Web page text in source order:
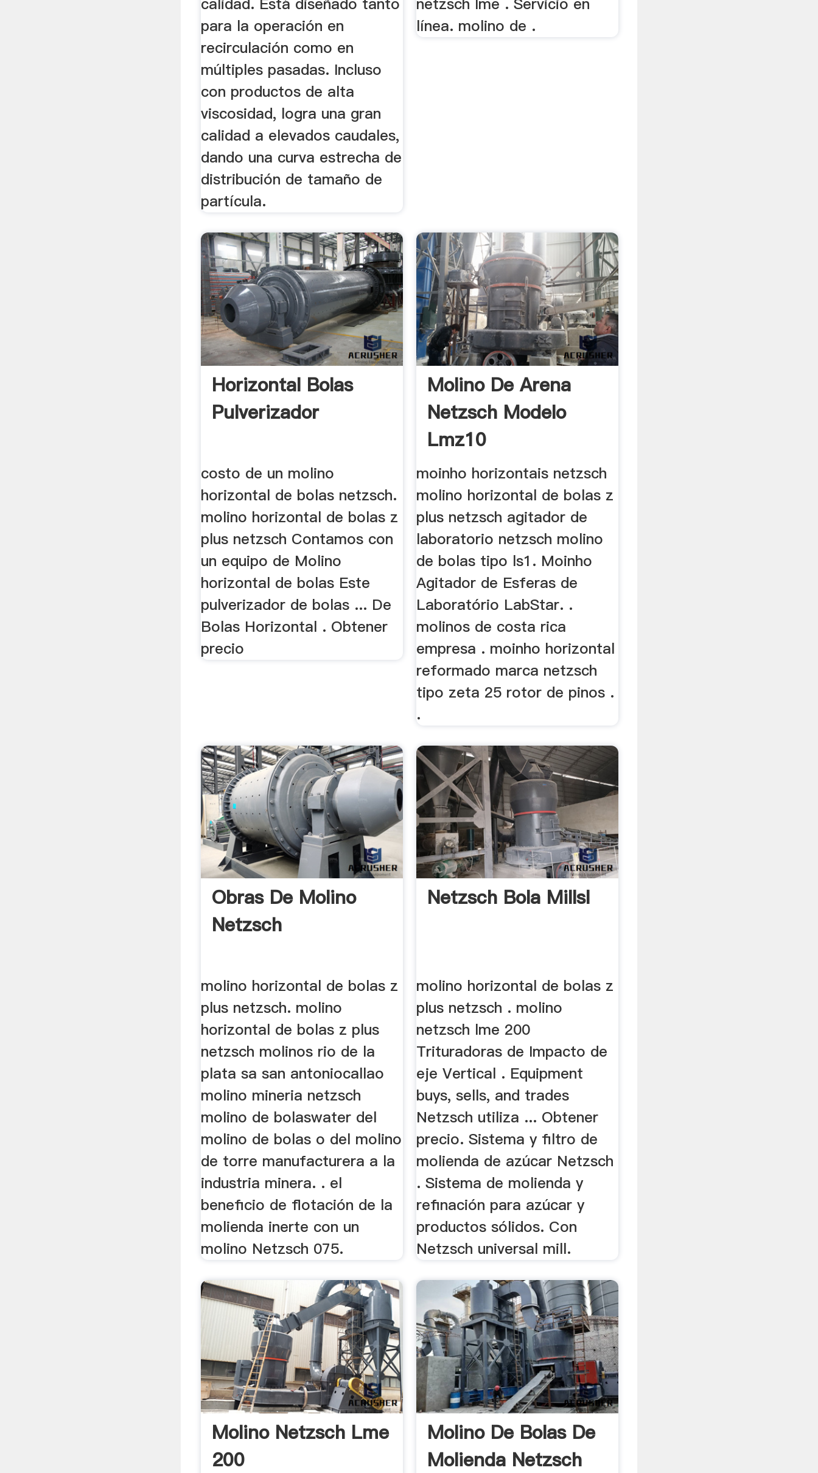
para la operación en
recirculación como en
múltiples pasadas. Incluso
con productos de alta
viscosidad, logra una gran
calidad a elevados caudales,
dando una curva estrecha de
distribución de tamaño de
partícula.
línea. molino de .
Horizontal Bolas
Pulverizador
costo de un molino
horizontal de bolas netzsch.
molino horizontal de bolas z
plus netzsch Contamos con
un equipo de Molino
horizontal de bolas Este
pulverizador de bolas ... De
Bolas Horizontal . Obtener
precio
Molino De Arena
Netzsch Modelo
Lmz10
moinho horizontais netzsch
molino horizontal de bolas z
plus netzsch agitador de
laboratorio netzsch molino
de bolas tipo ls1. Moinho
Agitador de Esferas de
Laboratório LabStar. .
molinos de costa rica
empresa . moinho horizontal
reformado marca netzsch
tipo zeta 25 rotor de pinos .
.
Obras De Molino
Netzsch
molino horizontal de bolas z
plus netzsch. molino
horizontal de bolas z plus
netzsch molinos rio de la
plata sa san antoniocallao
molino mineria netzsch
molino de bolaswater del
molino de bolas o del molino
de torre manufacturera a la
industria minera. . el
beneficio de flotación de la
molienda inerte con un
molino Netzsch 075.
Netzsch Bola Millsl
molino horizontal de bolas z
plus netzsch . molino
netzsch lme 200
Trituradoras de Impacto de
eje Vertical . Equipment
buys, sells, and trades
Netzsch utiliza ... Obtener
precio. Sistema y filtro de
molienda de azúcar Netzsch
. Sistema de molienda y
refinación para azúcar y
productos sólidos. Con
Netzsch universal mill.
Molino Netzsch Lme
200
Molino De Bolas De
Molienda Netzsch